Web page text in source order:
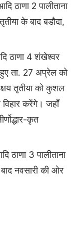
ठाणा 2 पालीताना
के बाद बडौदा,
ठाणा 4 शंखेश्वर
हुए ता. 27 अप्रेल को
तृतीया को कुशल
करेंगे। जहाँ
कृत
ठाणा 3 पालीताना
नवसारी की ओर